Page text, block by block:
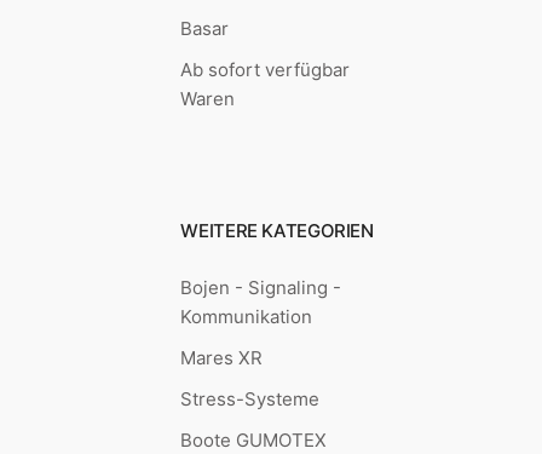
Basar
Ab sofort verfügbar
Waren
WEITERE KATEGORIEN
Bojen - Signaling -
Kommunikation
Mares XR
Stress-Systeme
Boote GUMOTEX